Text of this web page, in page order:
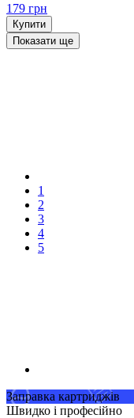
179 грн
Купити
Показати ще
1
2
3
4
5
Заправка картриджів
Швидко і професійно